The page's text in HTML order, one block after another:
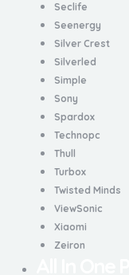
Seclife
Seenergy
Silver Crest
Silverled
Simple
Sony
Spardox
Technopc
Thull
Turbox
Twisted Minds
ViewSonic
Xiaomi
Zeiron